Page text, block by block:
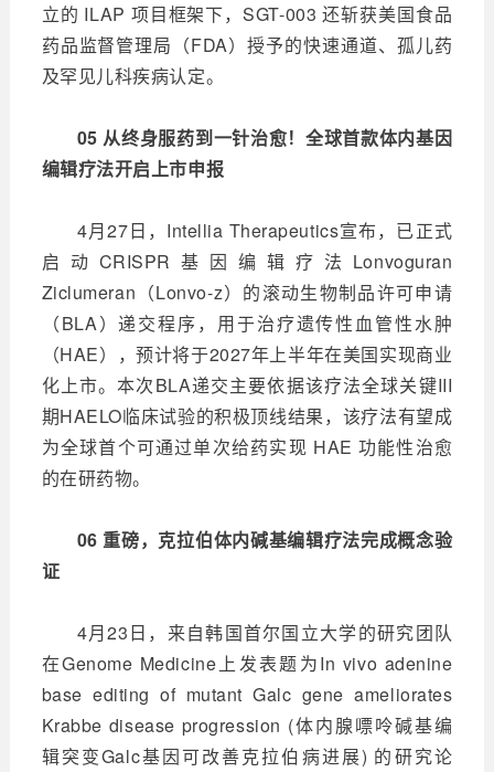
立的 ILAP 项目框架下，SGT-003 还斩获美国食品
药品监督管理局（FDA）授予的快速通道、孤儿药
及罕见儿科疾病认定。
05 从终身服药到一针治愈！全球首款体内基因
编辑疗法开启上市申报
4月27日，Intellia Therapeutics宣布，已正式
启动CRISPR基因编辑疗法Lonvoguran
Ziclumeran（Lonvo-z）的滚动生物制品许可申请
（BLA）递交程序，用于治疗遗传性血管性水肿
（HAE），预计将于2027年上半年在美国实现商业
化上市。本次BLA递交主要依据该疗法全球关键III
期HAELO临床试验的积极顶线结果，该疗法有望成
为全球首个可通过单次给药实现 HAE 功能性治愈
的在研药物。
06 重磅，克拉伯体内碱基编辑疗法完成概念验
证
4月23日，来自韩国首尔国立大学的研究团队
在Genome Medicine上发表题为In vivo adenine
base editing of mutant Galc gene ameliorates
Krabbe disease progression (体内腺嘌呤碱基编
辑突变Galc基因可改善克拉伯病进展) 的研究论